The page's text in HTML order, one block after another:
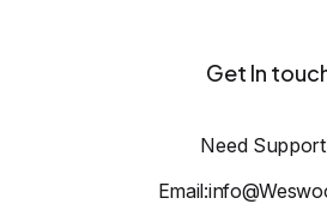
Get In
Need